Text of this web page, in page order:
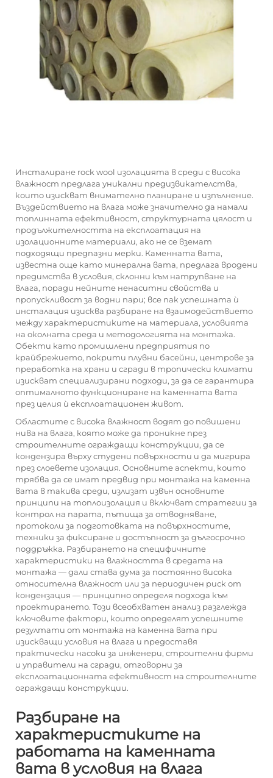
Инсталиране rock wool изолацията в среди с висока
влажност предлага уникални предизвикателства,
които изискват внимателно планиране и изпълнение.
Въздействието на влага може значително да намали
топлинната ефективност, структурната цялост и
продължителността на експлоатация на
изолационните материали, ако не се вземат
подходящи предпазни мерки. Каменната вата,
известна още като минерална вата, предлага вродени
предимства в условия, склонни към натрупване на
влага, поради нейните ненаситни свойства и
пропускливост за водни пари; все пак успешната ѝ
инсталация изисква разбиране на взаимодействието
между характеристиките на материала, условията
на околната среда и методологията на монтажа.
Обекти като промишлени предприятия по
крайбрежието, покрити плувни басейни, центрове за
преработка на храни и сгради в тропически климати
изискват специализирани подходи, за да се гарантира
оптималното функциониране на каменната вата
през целия ѝ експлоатационен живот.
Областите с висока влажност водят до повишени
нива на влага, която може да проникне през
строителните ограждащи конструкции, да се
кондензира върху студени повърхности и да мигрира
през слоевете изолация. Основните аспекти, които
трябва да се имат предвид при монтажа на каменна
вата в такива среди, излизат извън основните
принципи на топлоизолация и включват стратегии за
контрол на парата, пътища за отводняване,
протоколи за подготовката на повърхностите,
техники за фиксиране и достъпност за дългосрочно
поддръжка. Разбирането на специфичните
характеристики на влажността в средата на
монтажа — дали става дума за постоянно висока
относителна влажност или за периодичен риск от
кондензация — принципно определя подхода към
проектирането. Този всеобхватен анализ разглежда
ключовите фактори, които определят успешните
резултати от монтажа на каменна вата при
изискващи условия на влага и предоставя
практически насоки за инженери, строителни фирми
и управители на сгради, отговорни за
експлоатационната ефективност на строителните
ограждащи конструкции.
Разбиране на
характеристиките на
работата на каменната
вата в условия на влага